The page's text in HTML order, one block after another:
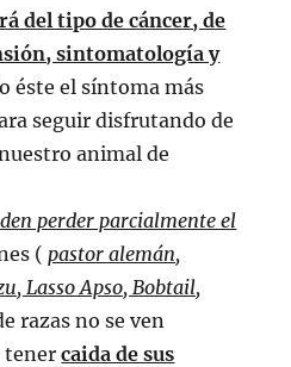
del tipo de cáncer, de
sintomatología y
éste el síntoma más
seguir disfrutando de
animal de
perder parcialmente el
( pastor alemán,
Lasso Apso, Bobtail,
razas no se ven
tenercaida de sus